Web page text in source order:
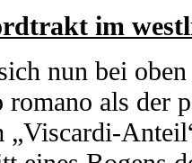
im
nun bei
romano als der
„Viscardi-